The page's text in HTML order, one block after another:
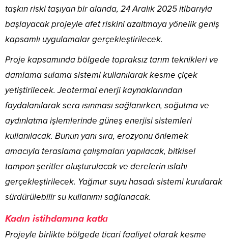
taşkın riski taşıyan bir alanda, 24 Aralık 2025 itibarıyla
başlayacak projeyle afet riskini azaltmaya yönelik geniş
kapsamlı uygulamalar gerçekleştirilecek.
Proje kapsamında bölgede topraksız tarım teknikleri ve
damlama sulama sistemi kullanılarak kesme çiçek
yetiştirilecek. Jeotermal enerji kaynaklarından
faydalanılarak sera ısınması sağlanırken, soğutma ve
aydınlatma işlemlerinde güneş enerjisi sistemleri
kullanılacak. Bunun yanı sıra, erozyonu önlemek
amacıyla teraslama çalışmaları yapılacak, bitkisel
tampon şeritler oluşturulacak ve derelerin ıslahı
gerçekleştirilecek. Yağmur suyu hasadı sistemi kurularak
sürdürülebilir su kullanımı sağlanacak.
Kadın istihdamına katkı
Projeyle birlikte bölgede ticari faaliyet olarak kesme